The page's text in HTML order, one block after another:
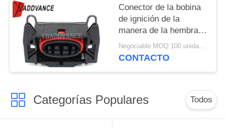
Conector de la bobina
de ignición de la
manera de la hembra 3
para Ford Zetec EDIS
89FG14A464HCB
Negociable MOQ:100 unidades
CONTACTO
Categorías Populares Todos